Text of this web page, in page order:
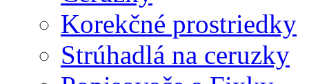
Korekčné prostriedky
Strúhadlá na ceruzky